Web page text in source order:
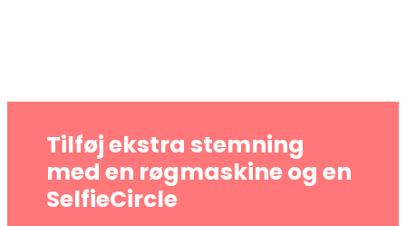
Tilføj ekstra stemning
med en røgmaskine og en
SelfieCircle